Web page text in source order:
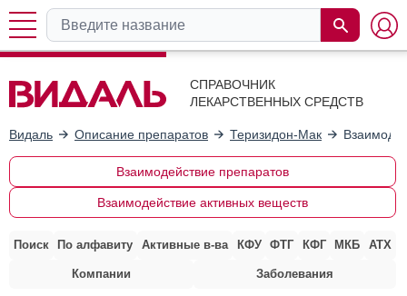
СПРАВОЧНИК
ЛЕКАРСТВЕННЫХ СРЕДСТВ
Видаль Описание препаратов Теризидон-Мак
Взаимодействие препаратов
Взаимодействие активных веществ
Поиск По алфавиту Активные в-ва КФУ ФТГ КФГ МКБ АТХ
Компании Заболевания